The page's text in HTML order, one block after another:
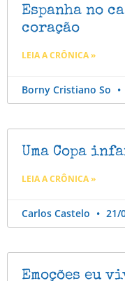
Espanha no
coração
LEIA A CRÔNICA »
Borny Cristiano So
Uma Copa
LEIA A CRÔNICA »
Carlos Castelo 21/
Emoções eu